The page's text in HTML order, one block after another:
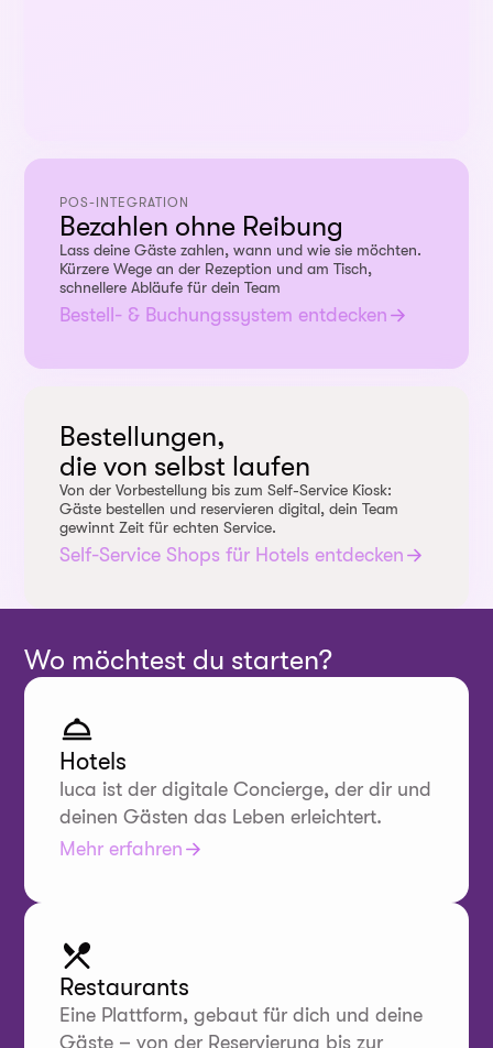
POS-INTEGRATION
Bezahlen ohne Reibung
Lass deine Gäste zahlen, wann und wie sie möchten.
Kürzere Wege an der Rezeption und am Tisch,
schnellere Abläufe für dein Team
Bestell- & Buchungssystem entdecken
Bestellungen,
die von selbst laufen
Von der Vorbestellung bis zum Self-Service Kiosk:
Gäste bestellen und reservieren digital, dein Team
gewinnt Zeit für echten Service.
Self-Service Shops für Hotels entdecken
Wo möchtest du starten?
Hotels
luca ist der digitale Concierge, der dir und
deinen Gästen das Leben erleichtert.
Mehr erfahren
Restaurants
Eine Plattform, gebaut für dich und deine
Gäste – von der Reservierung bis zur